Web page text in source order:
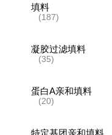
填料
(187)
凝胶过滤填料
(35)
蛋白A亲和填料
(20)
特定基团亲和填料